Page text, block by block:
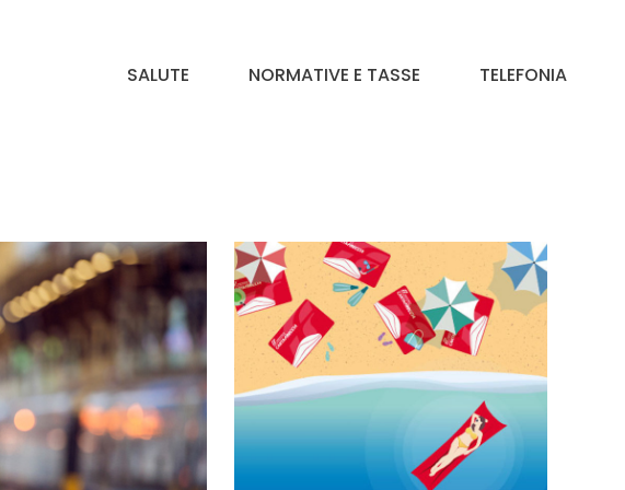
SALUTE NORMATIVE E TASSE TELEFONIA